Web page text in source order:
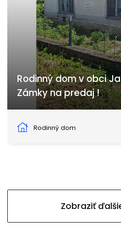
Rodinný dom v obci
Zámky na predaj !
Rodinný dom
Zobraziť